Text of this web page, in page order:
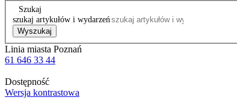
Szukaj
szukaj artykułów i wydarzeń
Wyszukaj
Linia miasta Poznań
61 646 33 44
Dostępność
Wersja kontrastowa